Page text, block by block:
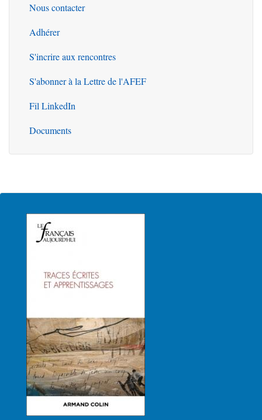
Outils
Nous contacter
Adhérer
S'incrire aux rencontres
S'abonner à la Lettre de l'AFEF
Fil LinkedIn
Documents